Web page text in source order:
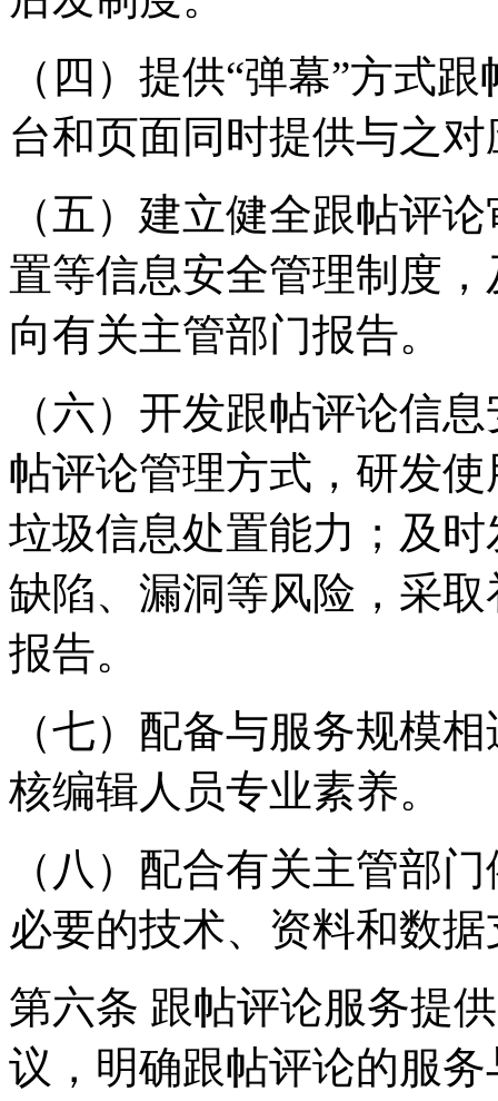
（四）提供“弹幕”方式
台和页面同时提供与之
（五）建立健全跟帖评
置等信息安全管理制度
向有关主管部门报告。
（六）开发跟帖评论信
帖评论管理方式，研发
垃圾信息处置能力；及
缺陷、漏洞等风险，采
报告。
（七）配备与服务规模
核编辑人员专业素养。
（八）配合有关主管部
必要的技术、资料和数
第六条 跟帖评论服务提
议，明确跟帖评论的服